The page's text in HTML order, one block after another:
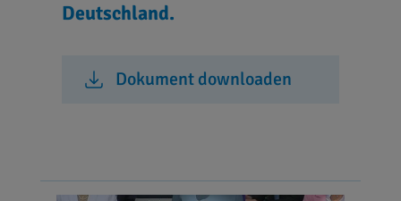
Deutschland.
Dokument downloaden